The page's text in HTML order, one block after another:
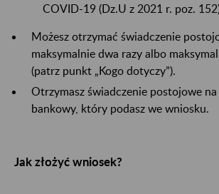
COVID-19 (Dz.U z 2021 r. poz.
Możesz otrzymać świadczenie
maksymalnie dwa razy albo
(patrz punkt „Kogo dotyczy”).
Otrzymasz świadczenie postojowe
bankowy, który podasz we wniosku.
Jak złożyć wniosek?